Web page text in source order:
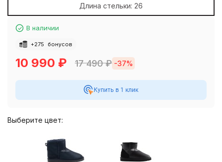
Длина стельки: 26
В наличии
+275 бонусов
10 990 ₽ 17 490₽ -37%
Купить в 1 клик
Выберите цвет: